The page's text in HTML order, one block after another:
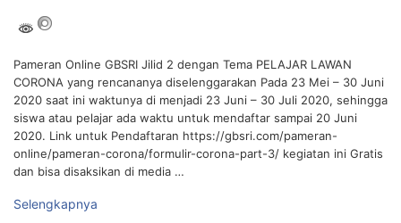
Pameran Online GBSRI Jilid 2 dengan Tema PELAJAR LAWAN
CORONA yang rencananya diselenggarakan Pada 23 Mei – 30 Juni
2020 saat ini waktunya di menjadi 23 Juni – 30 Juli 2020, sehingga
siswa atau pelajar ada waktu untuk mendaftar sampai 20 Juni
2020. Link untuk Pendaftaran https://gbsri.com/pameran-
online/pameran-corona/formulir-corona-part-3/ kegiatan ini Gratis
dan bisa disaksikan di media …
Selengkapnya